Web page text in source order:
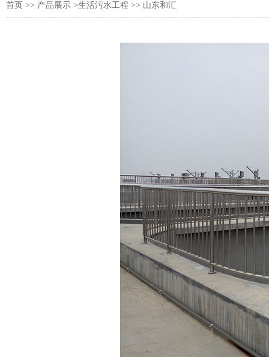
首页 >> 产品展示 >生活污水工程 >> 山东和汇